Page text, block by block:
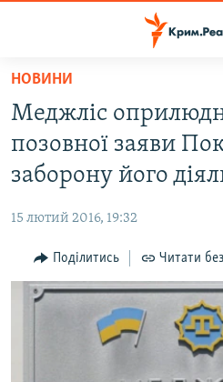
Перейти
основного
матеріалу
Перейти
до
основної
Перейти
до
пошуку
ВОДА.КРИМ
ВІДЕО ТА ФОТО
БЛОГИ
ПОГЛЯД
ІНТЕРВ'Ю
ВСЕ ЗА ДЕНЬ
НОВИНИ
Меджліс
позовної заяви
заборону його
15 лютий 2016, 19:32
Поділитись Читати